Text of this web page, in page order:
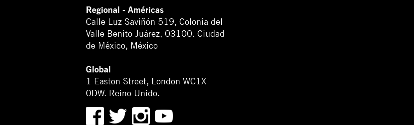
Regional - Américas
Calle Luz Saviñón 519, Colonia del
Valle Benito Juárez, 03100. Ciudad
de México, México
Global
1 Easton Street, London WC1X
0DW. Reino Unido.